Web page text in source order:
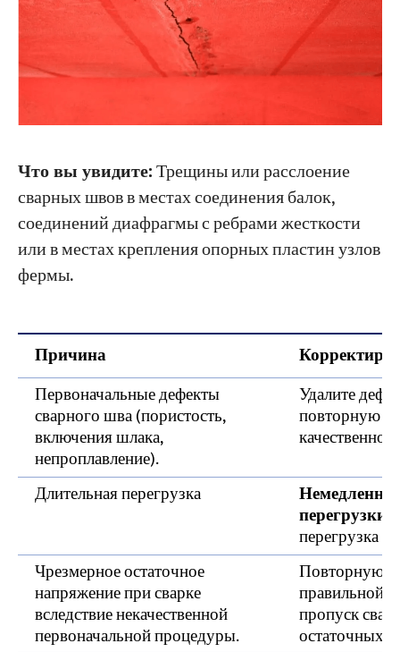
Что вы увидите:Трещины или расслоение
сварных швов в местах соединения балок,
соединений диафрагмы с ребрами жесткости
или в местах крепления опорных пластин узлов
фермы.
Причина
Первоначальные дефекты
сварного шва (пористость,
включения шлака,
непроплавление).
Удалите
повторную
Длительная перегрузка Немедленно
перегрузки.
перегрузка
Чрезмерное остаточное
напряжение при сварке
вследствие некачественной
первоначальной процедуры.
Повторную
правильной
пропуск
остаточных